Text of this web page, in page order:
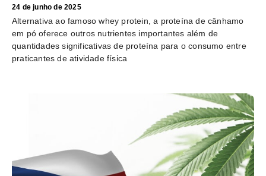
24 de junho de 2025
Alternativa ao famoso whey protein, a proteína de cânhamo
em pó oferece outros nutrientes importantes além de
quantidades significativas de proteína para o consumo entre
praticantes de atividade física